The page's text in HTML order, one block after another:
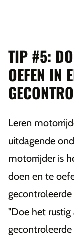
TIP #5:
OEFEN IN
Leren
uitdagende
motorrijder is
doen en te
"Doe het rustig